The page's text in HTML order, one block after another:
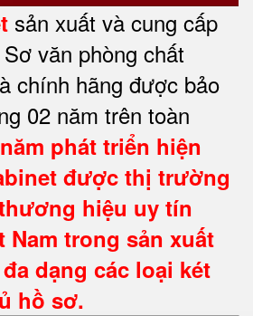
sản xuất và cung cấp
văn phòng chất
chính hãng được bảo
02 năm trên toàn
phát triển hiện
được thị trường
hiệu uy tín
Nam trong sản xuất
dạng các loại két
hồ sơ.